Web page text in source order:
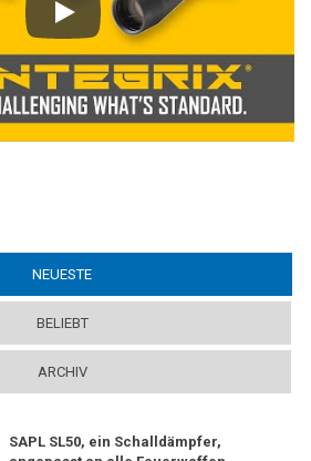
Play
NEUESTE
BELIEBT
ARCHIV
SAPL SL50, ein Schalldämpfer,